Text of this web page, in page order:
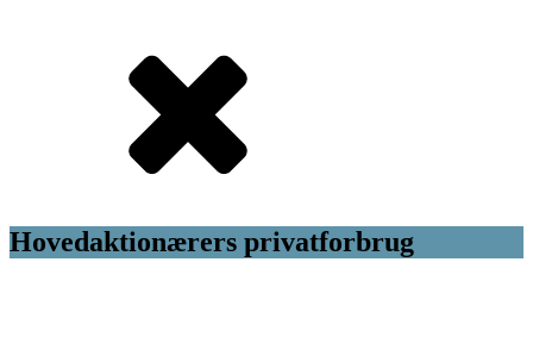
Hovedaktionærers privatforbrug